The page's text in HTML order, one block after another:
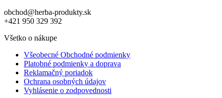
obchod@herba-produkty.sk
+421 950 329 392
Všetko o nákupe
Všeobecné Obchodné podmienky
Platobné podmienky a doprava
Reklamačný poriadok
Ochrana osobných údajov
Vyhlásenie o zodpovednosti